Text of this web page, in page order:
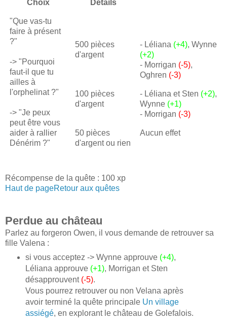
Choix Détails
"Que vas-tu
faire à présent
?"
-> "Pourquoi
faut-il que tu
ailles à
l'orphelinat ?"
-> "Je peux
peut être vous
aider à rallier
Dénérim ?"
500 pièces
d'argent
- Léliana (+4), Wynne
(+2)
- Morrigan (-5),
Oghren (-3)
100 pièces
d'argent
- Léliana et Sten (+2),
Wynne (+1)
- Morrigan (-3)
50 pièces
d'argent ou rien
Aucun effet
Récompense de la quête : 100 xp
Haut de pageRetour aux quêtes
Perdue au château
Parlez au forgeron Owen, il vous demande de retrouver sa
fille Valena :
si vous acceptez -> Wynne approuve (+4),
Léliana approuve (+1), Morrigan et Sten
désapprouvent (-5).
Vous pourrez retrouver ou non Velana après
avoir terminé la quête principale Un village
assiégé, en explorant le château de Golefalois.